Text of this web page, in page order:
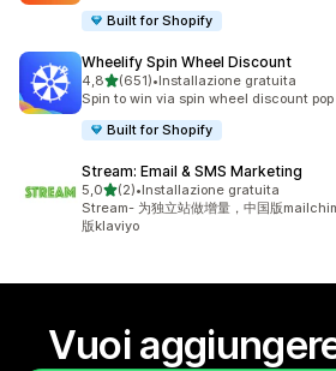
Built for Shopify
Wheelify Spin Wheel Discount
4,8stelle su 5
(651)
651 recensioni totali
•Installazione gratuita
Spin to win via spin wheel discount pop
Built for Shopify
Stream: Email & SMS Marketing
5,0stelle su 5
(2)
2 recensioni totali
•Installazione gratuita
Stream- 为独立站做增量，中国版
版klaviyo
Vuoi